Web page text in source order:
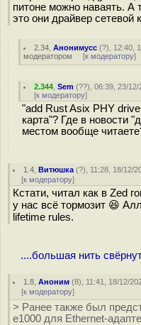
питоне можно наваять. А
это они драйвер сетевой
2.34 ,Анонимусс (?), 12:40,
модератором [к модератору]
2.344 ,Sem (??), 06:39, 23/12/
[к модератору]
"add Rust Asix PHY
карта"? Где в новости
местом вообще
1.4 ,Витюшка (?), 11:28, 18/12/
[к модератору]
Кстати, читал как в Zed
у нас всё тормозит 😆
lifetime rules.
....большая нить
1.8 ,Аноним (8), 11:41, 18/12/
[к модератору]
> Ранее также был
e1000 для Ethernet-